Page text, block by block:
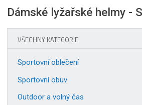
d
a
d
Dámské lyžařské helmy -
VŠECHNY KATEGORIE
Sportovní oblečení
Sportovní obuv
Outdoor a volný čas